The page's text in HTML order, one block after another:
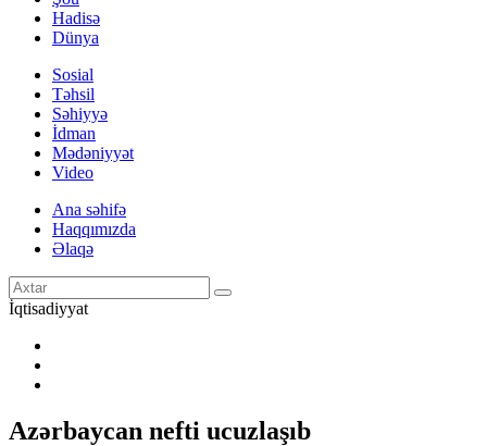
Hadisə
Dünya
Sosial
Təhsil
Səhiyyə
İdman
Mədəniyyət
Video
Ana səhifə
Haqqımızda
Əlaqə
İqtisadiyyat
Azərbaycan nefti ucuzlaşıb